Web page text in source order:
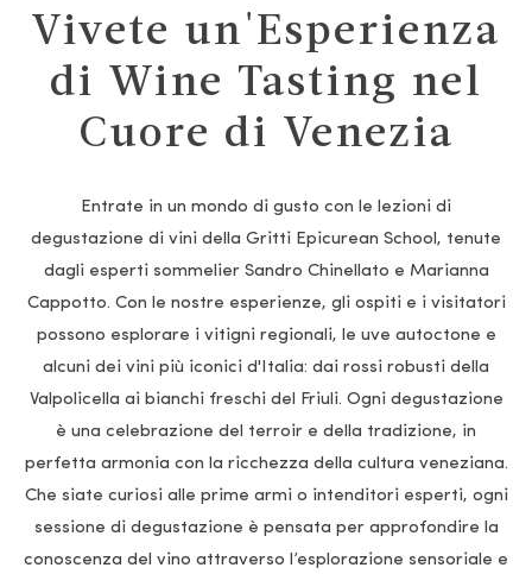
Vivete un'Esperienza
di Wine Tasting nel
Cuore di Venezia
Entrate in un mondo di gusto con le lezioni di
degustazione di vini della Gritti Epicurean School, tenute
dagli esperti sommelier Sandro Chinellato e Marianna
Cappotto. Con le nostre esperienze, gli ospiti e i visitatori
possono esplorare i vitigni regionali, le uve autoctone e
alcuni dei vini più iconici d'Italia: dai rossi robusti della
Valpolicella ai bianchi freschi del Friuli. Ogni degustazione
è una celebrazione del terroir e della tradizione, in
perfetta armonia con la ricchezza della cultura veneziana.
Che siate curiosi alle prime armi o intenditori esperti, ogni
sessione di degustazione è pensata per approfondire la
conoscenza del vino attraverso l’esplorazione sensoriale e